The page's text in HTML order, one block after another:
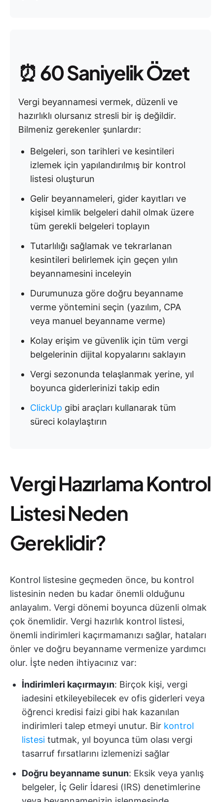
⏰60 Saniyelik Özet
Vergi beyannamesi vermek, düzenli ve
hazırlıklı olursanız stresli bir iş değildir.
Bilmeniz gerekenler şunlardır:
Belgeleri, son tarihleri ve kesintileri
izlemek için yapılandırılmış bir kontrol
listesi oluşturun
Gelir beyannameleri, gider kayıtları ve
kişisel kimlik belgeleri dahil olmak üzere
tüm gerekli belgeleri toplayın
Tutarlılığı sağlamak ve tekrarlanan
kesintileri belirlemek için geçen yılın
beyannamesini inceleyin
Durumunuza göre doğru beyanname
verme yöntemini seçin (yazılım, CPA
veya manuel beyanname verme)
Kolay erişim ve güvenlik için tüm vergi
belgelerinin dijital kopyalarını saklayın
Vergi sezonunda telaşlanmak yerine, yıl
boyunca giderlerinizi takip edin
ClickUp gibi araçları kullanarak tüm
süreci kolaylaştırın
Vergi Hazırlama Kontrol
Listesi Neden
Gereklidir?
Kontrol listesine geçmeden önce, bu kontrol
listesinin neden bu kadar önemli olduğunu
anlayalım. Vergi dönemi boyunca düzenli olmak
çok önemlidir. Vergi hazırlık kontrol listesi,
önemli indirimleri kaçırmamanızı sağlar, hataları
önler ve doğru beyanname vermenize yardımcı
olur. İşte neden ihtiyacınız var:
İndirimleri kaçırmayın: Birçok kişi, vergi
iadesini etkileyebilecek ev ofis giderleri veya
öğrenci kredisi faizi gibi hak kazanılan
indirimleri talep etmeyi unutur. Bir kontrol
listesi tutmak, yıl boyunca tüm olası vergi
tasarruf fırsatlarını izlemenizi sağlar
Doğru beyanname sunun: Eksik veya yanlış
belgeler, İç Gelir İdaresi (IRS) denetimlerine